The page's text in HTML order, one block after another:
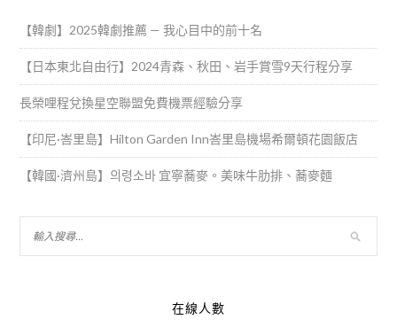
【韓劇】2025韓劇推薦 — 我心目中的前十名
【日本東北自由行】2024青森、秋田、岩手賞雪9天行程分享
長榮哩程兌換星空聯盟免費機票經驗分享
【印尼·峇里島】Hilton Garden Inn峇里島機場希爾頓花園飯店
【韓國·濟州島】의령소바 宜寧蕎麥。美味牛肋排、蕎麥麵
在線人數